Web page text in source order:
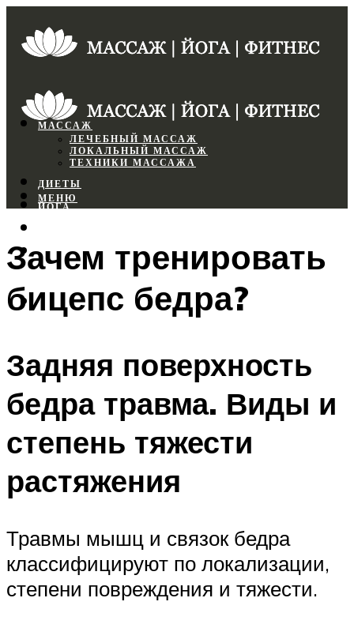
МАССАЖ
ЛЕЧЕБНЫЙ МАССАЖ
ЛОКАЛЬНЫЙ МАССАЖ
ТЕХНИКИ МАССАЖА
ДИЕТЫ
ЙОГА
ФИТНЕС
МЕНЮ
МЕНЮ
Зачем тренировать
бицепс бедра?
Задняя поверхность
бедра травма. Виды и
степень тяжести
растяжения
Травмы мышц и связок бедра
классифицируют по локализации,
степени повреждения и тяжести.